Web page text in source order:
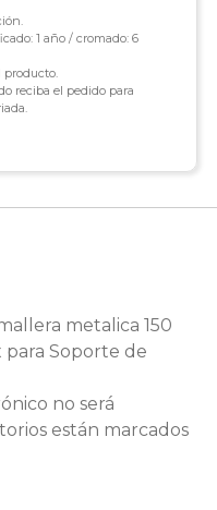
1 año / cromado: 6
producto.
reciba el pedido para
metalica 150
para Soporte de
no será
están marcados